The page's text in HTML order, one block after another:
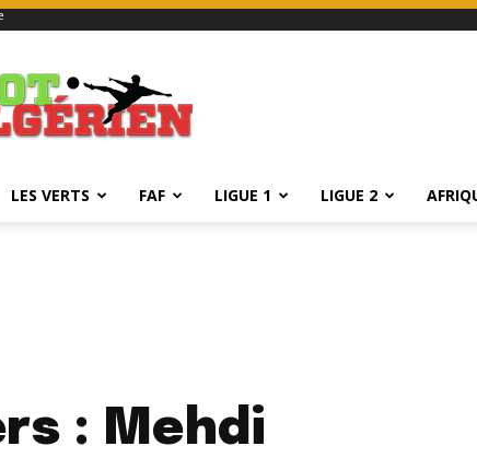
FOOTALGERIEN
LES VERTS FAF LIGUE 1 LIGUE 2
: Mehdi